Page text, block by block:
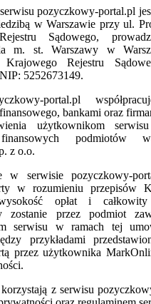
pozyczkowy-portal.pl
w Warszawie przy ul.
Sądowego,
m. st. Warszawy w
Krajowego Rejestru
5252673149.
portal.pl
bankami oraz
użytkownikom
podmiotów
z o.o.
w serwisie pozyczkowy-
w rozumieniu przepisów
opłat i
zostanie przez podmiot
serwisu w ramach tej
przykładami
przez użytkownika
z serwisu